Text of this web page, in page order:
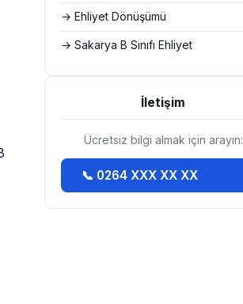
→ Ehliyet Dönüşümü
→ Sakarya B Sınıfı Ehliyet
İletişim
Ücretsiz bilgi almak için arayın:
📞 0264 XXX XX XX